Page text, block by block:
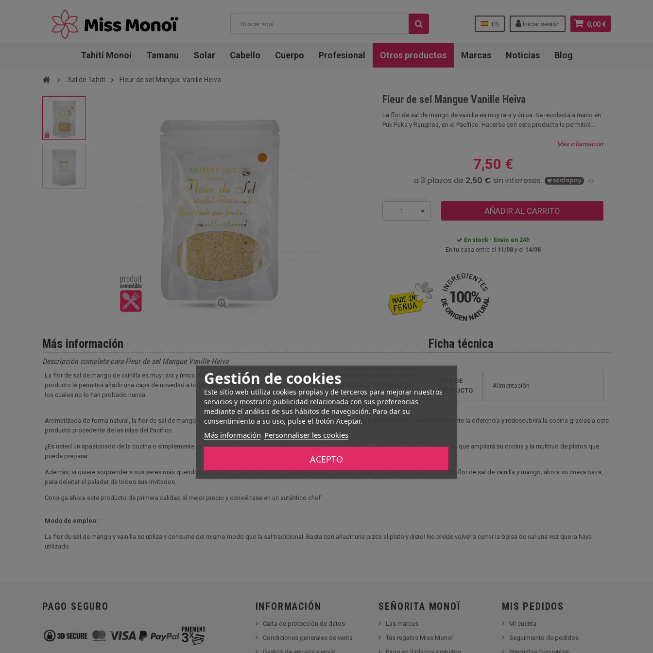
0,00 €
Iniciar sesión
ES
Gestión de cookies
Este sitio web utiliza cookies propias y de terceros para mejorar nuestros
servicios y mostrarle publicidad relacionada con sus preferencias
mediante el análisis de sus hábitos de navegación. Para dar su
consentimiento a su uso, pulse el botón Aceptar.
Más información Personnaliser les cookies
ACEPTO
Tahití Monoi Tamanu Solar Cabello Cuerpo Profesional Otros productos Marcas Noticias Blog
Sal de Tahití Fleur de sel Mangue Vanille Heiva
Fleur de sel Mangue Vanille Heiva
La flor de sal de mango de vainilla es muy rara y única. Se recolecta a mano en
Puk Puka y Rangiroa, en el Pacífico. Hacerse con este producto le permitirá ...
Más información
7,50 €
1 AÑADIR AL CARRITO
En stock - Envío en 24h
En tu casa entre el 11/08y el 14/08
Ficha técnica
TIPO DE
PRODUCTO
Alimentación
Más información
Descripción completa para Fleur de sel Mangue Vanille Heiva
La flor de sal de mango de vainilla es muy rara y única. Se recolecta a mano en Puk Puka y Rangiroa, en el Pacífico. Hacerse con este
producto le permitirá añadir una capa de novedad a todos sus platos y poner una sonrisa en la cara de sus invitados, la mayoría de
los cuales no lo han probado nunca.
Aromatizada de forma natural, la flor de sal de mango y vainilla que puede comprar aquí añadirá un gran plus a sus platos favoritos. Sentirá realmente la diferencia y redescubrirá la cocina gracias a este
producto procedente de las islas del Pacífico.
¿Es usted un apasionado de la cocina o simplemente un gran fan de este mundo? Entonces la flor de sal de mango y vainilla es ideal para usted, ya que ampliará su cocina y la multitud de platos que
puede preparar.
Además, si quiere sorprender a sus seres más queridos en una comida familiar o sorprender a sus amigos en una cena, puede añadir una pizca de flor de sal de vainilla y mango, ahora su nueva baza,
para deleitar el paladar de todos sus invitados.
Consiga ahora este producto de primera calidad al mejor precio y conviértase en un auténtico chef
Modo de empleo :
La flor de sal de mango y vainilla se utiliza y consume del mismo modo que la sal tradicional. Basta con añadir una pizca al plato y ¡listo! No olvide volver a cerrar la bolsa de sal una vez que la haya
utilizado.
PAGO SEGURO INFORMACIÓN
Carta de protección de datos
Condiciones generales de venta
SEÑORITA MONOÏ
Las marcas
Tus regalos Miss Monoï
MIS PEDIDOS
Mi cuenta
Seguimiento de pedidos